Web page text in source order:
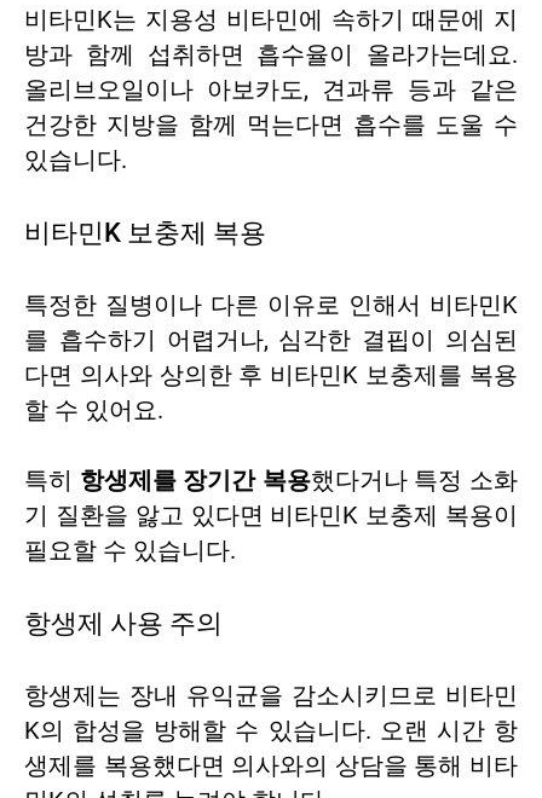
비타민K는 지용성 비타민에 속하기 때문에 지
방과 함께 섭취하면 흡수율이 올라가는데요.
올리브오일이나 아보카도, 견과류 등과 같은
건강한 지방을 함께 먹는다면 흡수를 도울 수
있습니다.
비타민K 보충제 복용
특정한 질병이나 다른 이유로 인해서 비타민K
를 흡수하기 어렵거나, 심각한 결핍이 의심된
다면 의사와 상의한 후 비타민K 보충제를 복용
할 수 있어요.
특히 항생제를 장기간 복용했다거나 특정 소화
기 질환을 앓고 있다면 비타민K 보충제 복용이
필요할 수 있습니다.
항생제 사용 주의
항생제는 장내 유익균을 감소시키므로 비타민
K의 합성을 방해할 수 있습니다. 오랜 시간 항
생제를 복용했다면 의사와의 상담을 통해 비타